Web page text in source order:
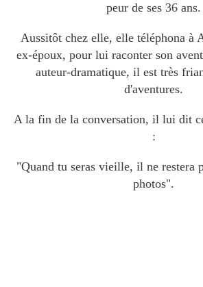
peur de ses 36 ans.
Aussitôt chez elle, elle téléphona à
ex-époux, pour lui raconter son
auteur-dramatique, il est très
d'aventures.
Ala fin de la conversation, il lui dit
:
"Quand tu seras vieille, il ne restera
photos".